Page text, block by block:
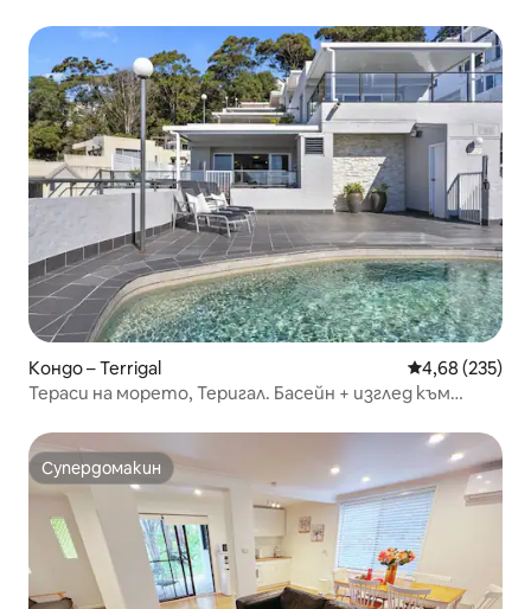
Кондо – Terrigal Средна
4,68 (235)
Тераси на морето, Теригал. Басейн + изглед към
Супердомакин
Супердомакин